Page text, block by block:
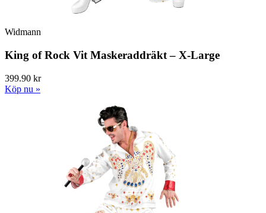
Widmann
King of Rock Vit Maskeraddräkt – X-Large
399.90 kr
Köp nu »